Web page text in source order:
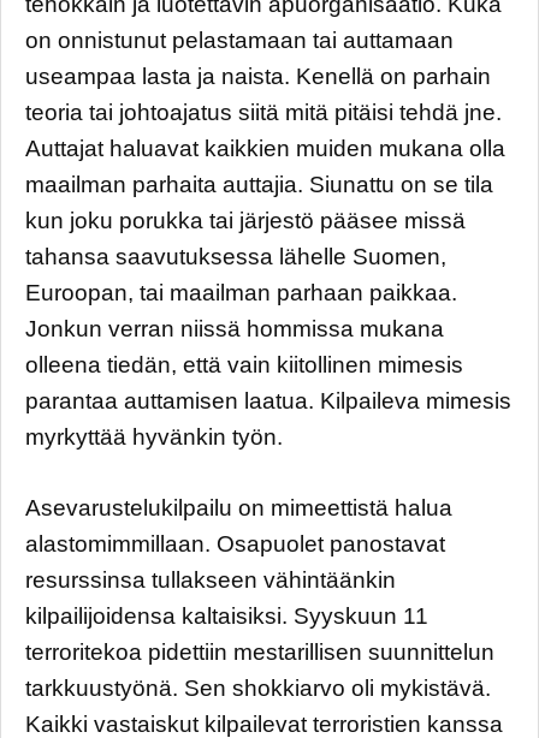
on onnistunut pelastamaan tai auttamaan
useampaa lasta ja naista. Kenellä on parhain
teoria tai johtoajatus siitä mitä pitäisi tehdä jne.
Auttajat haluavat kaikkien muiden mukana olla
maailman parhaita auttajia. Siunattu on se tila
kun joku porukka tai järjestö pääsee missä
tahansa saavutuksessa lähelle Suomen,
Euroopan, tai maailman parhaan paikkaa.
Jonkun verran niissä hommissa mukana
olleena tiedän, että vain kiitollinen mimesis
parantaa auttamisen laatua. Kilpaileva mimesis
myrkyttää hyvänkin työn.
Asevarustelukilpailu on mimeettistä halua
alastomimmillaan. Osapuolet panostavat
resurssinsa tullakseen vähintäänkin
kilpailijoidensa kaltaisiksi. Syyskuun 11
terroritekoa pidettiin mestarillisen suunnittelun
tarkkuustyönä. Sen shokkiarvo oli mykistävä.
Kaikki vastaiskut kilpailevat terroristien kanssa